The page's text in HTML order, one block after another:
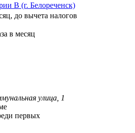
В (г. Белореченск)
до вычета налогов
в месяц
улица, 1
первых